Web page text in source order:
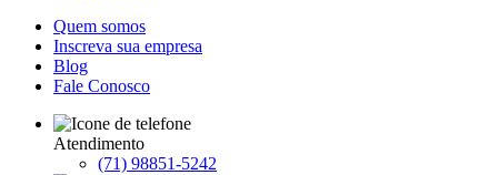
Quem somos
Inscreva sua empresa
Blog
Fale Conosco
Atendimento
(71) 98851-5242